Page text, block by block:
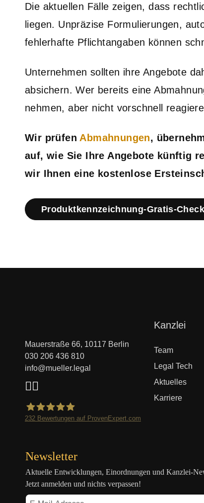
Die aktuellen Fälle zeigen, dass
liegen. Unpräzise Formulierungen,
fehlerhafte Pflichtangaben können
Unternehmen sollten ihre Angebote
absichern. Wer bereits eine
nehmen, aber nicht vorschnell
Wir prüfen Abmahnungen,
auf, wie Sie Ihre Angebote künftig
wir Ihnen eine kostenlose
Produktkennzeichnung-Gratis-Check
Mauerstraße 66, 10117 Berlin
030 206 436 810
info@mueller.legal
232 Bewertungen auf ProvenExpert.com
Navigation
Kanzlei
Team
Legal Tech
Aktuelles
Karriere
Newsletter
Aktuelle Entwicklungen, Einordnungen und Kanzlei-
Jetzt anmelden und nichts verpassen!